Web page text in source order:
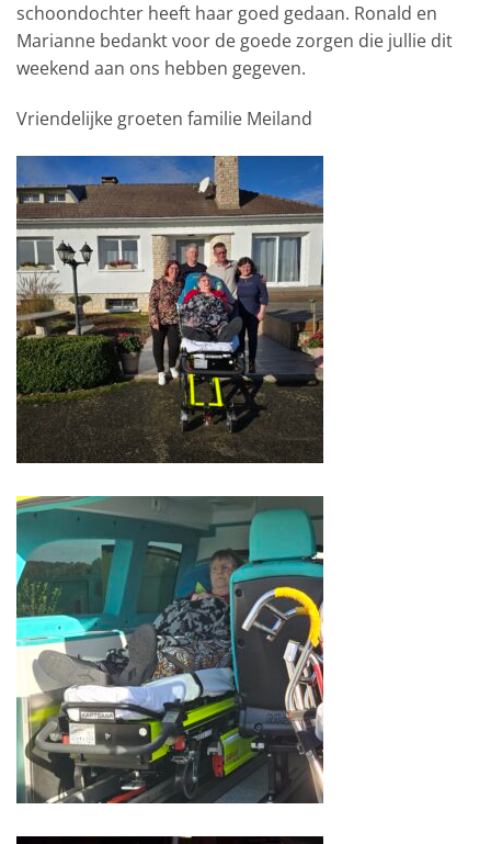
schoondochter heeft haar goed gedaan. Ronald en
Marianne bedankt voor de goede zorgen die jullie dit
weekend aan ons hebben gegeven.
Vriendelijke groeten familie Meiland